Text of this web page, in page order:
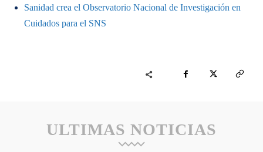
Sanidad crea el Observatorio Nacional de Investigación en
Cuidados para el SNS
ULTIMAS NOTICIAS